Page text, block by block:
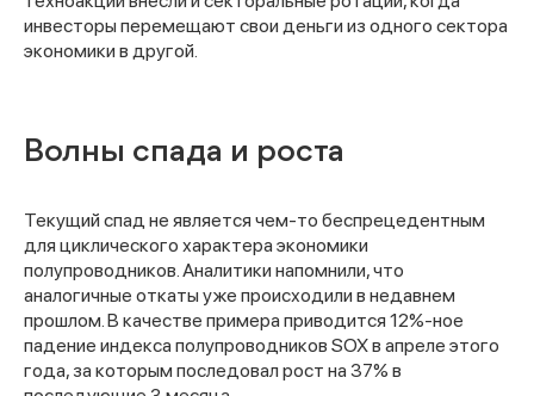
инвесторы перемещают свои деньги из одного сектора
экономики в другой.
Волны спада и роста
Текущий спад не является чем-то беспрецедентным
для циклического характера экономики
полупроводников. Аналитики напомнили, что
аналогичные откаты уже происходили в недавнем
прошлом. В качестве примера приводится 12%-ное
падение индекса полупроводников SOX в апреле этого
года, за которым последовал рост на 37% в